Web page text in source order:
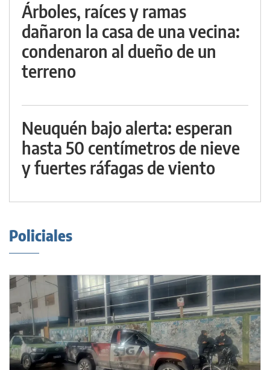
Árboles, raíces y ramas
dañaron la casa de una vecina:
condenaron al dueño de un
terreno
Neuquén bajo alerta: esperan
hasta 50 centímetros de nieve
y fuertes ráfagas de viento
Policiales